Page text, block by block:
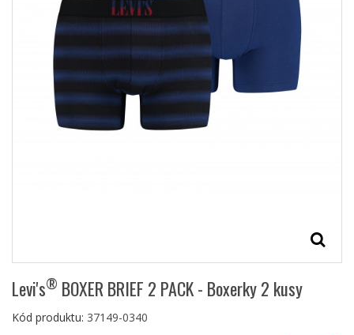
Levi's® BOXER BRIEF 2 PACK - Boxerky 2 kusy
Kód produktu: 37149-0340